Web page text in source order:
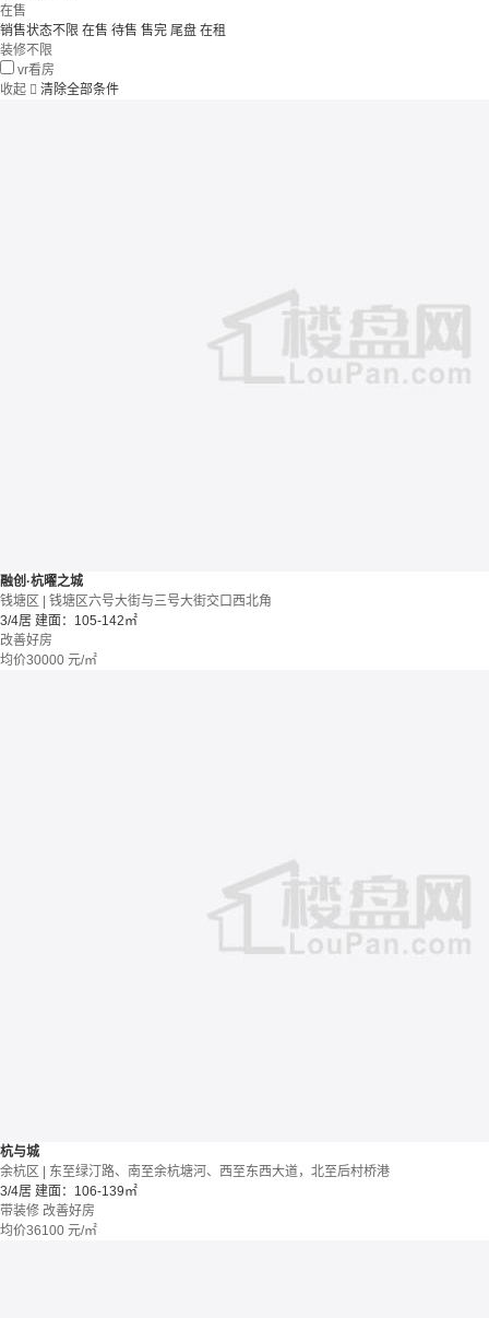
在售
销售状态不限 在售 待售 售完 尾盘 在租
装修不限
vr看房
收起  清除全部条件
融创·杭曜之城
钱塘区 | 钱塘区六号大街与三号大街交口西北角
3/4居 建面：105-142㎡
改善好房
均价30000 元/㎡
杭与城
余杭区 | 东至绿汀路、南至余杭塘河、西至东西大道，北至后村桥港
3/4居 建面：106-139㎡
带装修 改善好房
均价36100 元/㎡